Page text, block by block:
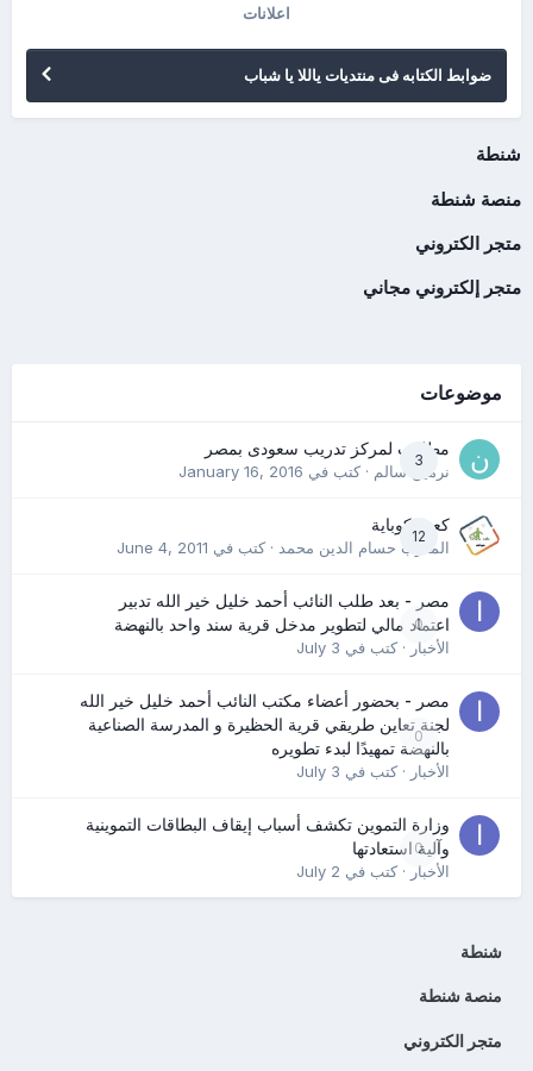
اعلانات
ضوابط الكتابه فى منتديات ياللا يا شباب
شنطة
منصة شنطة
متجر الكتروني
متجر إلكتروني مجاني
موضوعات
3
مطلوب لمركز تدريب سعودى بمصر
نرمين سالم· كتب في January 16, 2016
12
كعب كوباية
المدرب حسام الدين محمد· كتب في June 4, 2011
0
مصر - بعد طلب النائب أحمد خليل خير الله تدبير
اعتماد مالي لتطوير مدخل قرية سند واحد بالنهضة
الأخبار· كتب في July 3
0
مصر - بحضور أعضاء مكتب النائب أحمد خليل خير الله
لجنة تعاين طريقي قرية الحظيرة و المدرسة الصناعية
بالنهضة تمهيدًا لبدء تطويره
الأخبار· كتب في July 3
0
وزارة التموين تكشف أسباب إيقاف البطاقات التموينية
وآلية استعادتها
الأخبار· كتب في July 2
شنطة
منصة شنطة
متجر الكتروني